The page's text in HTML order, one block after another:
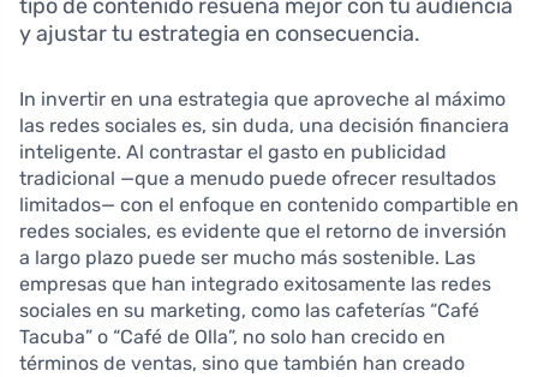
tipo de contenido resuena mejor con tu audiencia
y ajustar tu estrategia en consecuencia.
In invertir en una estrategia que aproveche al máximo
las redes sociales es, sin duda, una decisión financiera
inteligente. Al contrastar el gasto en publicidad
tradicional —que a menudo puede ofrecer resultados
limitados— con el enfoque en contenido compartible en
redes sociales, es evidente que el retorno de inversión
a largo plazo puede ser mucho más sostenible. Las
empresas que han integrado exitosamente las redes
sociales en su marketing, como las cafeterías “Café
Tacuba” o “Café de Olla”, no solo han crecido en
términos de ventas, sino que también han creado